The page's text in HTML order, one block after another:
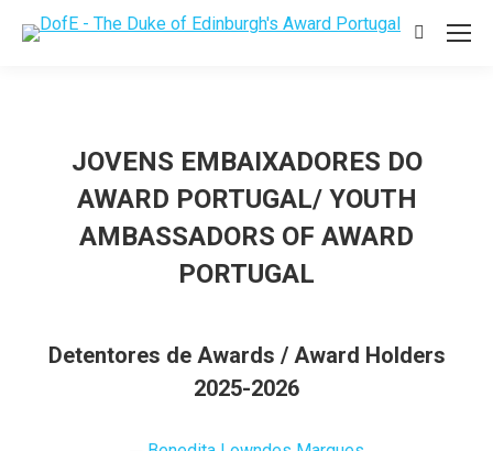
Search:
JOVENS EMBAIXADORES DO
AWARD PORTUGAL/ YOUTH
AMBASSADORS OF AWARD
PORTUGAL
Detentores de Awards / Award Holders
2025-2026